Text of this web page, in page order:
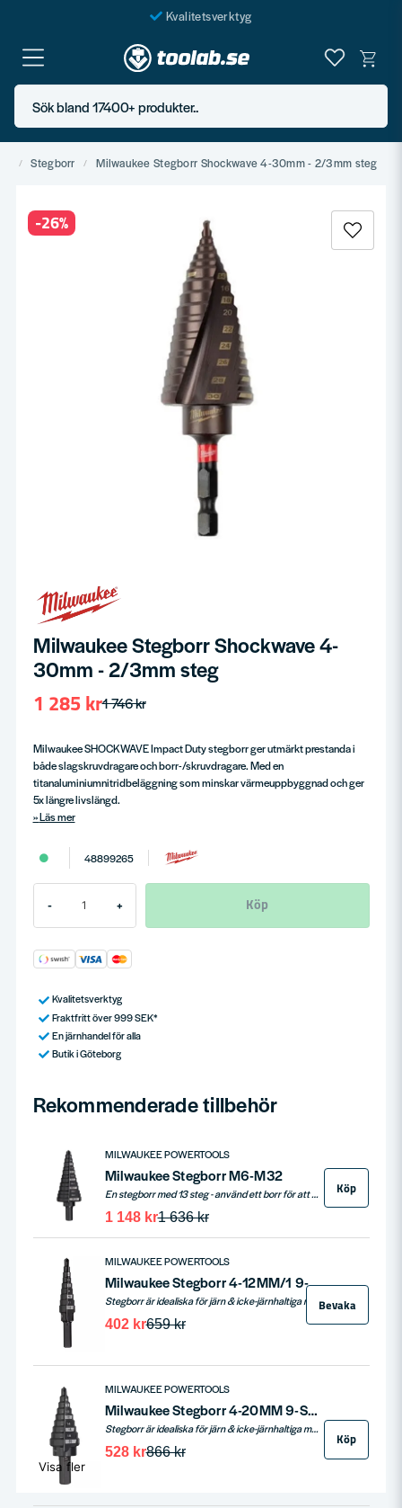
Kvalitetsverktyg
Fraktfritt över 999 SEK*
En järnhandel för alla
Butik i Göteborg
Sök bland 17400+ produkter..
Stegborr Milwaukee Stegborr Shockwave 4-30mm - 2/3mm steg
-26%
Milwaukee Stegborr Shockwave 4-
30mm - 2/3mm steg
1 746 kr
1 285 kr
Milwaukee SHOCKWAVE Impact Duty stegborr ger utmärkt prestanda i
både slagskruvdragare och borr-/skruvdragare. Med en
titanaluminiumnitridbeläggning som minskar värmeuppbyggnad och ger
5x längre livslängd.
Läs mer
48899265
- + Köp
Kvalitetsverktyg
Fraktfritt över 999 SEK*
En järnhandel för alla
Butik i Göteborg
Rekommenderade tillbehör
MILWAUKEE POWERTOOLS
Milwaukee Stegborr M6-M32
En stegborr med 13 steg - använd ett borr för att borra flera storlekar. Lämpar sig bl.a. för att förstora befintliga hål. Med laseretsad storleksguide för maximal hållbarhet.
1 636 kr
1 148 kr
Köp
MILWAUKEE POWERTOOLS
Milwaukee Stegborr 4-12MM/1 9-Steg
659 kr
402 kr
Bevaka
MILWAUKEE POWERTOOLS
Milwaukee Stegborr 4-20MM 9-Steg
Stegborr är idealiska för järn & icke-järnhaltiga metaller, profiler och rör, koppar, mässing och aluminium, rostfritt stål, plast. Maximal materialtjocklek 4 mm. För att säker ställa bästa möjliga livslängd rekommenderar vi användning av ett kylmedel.
866 kr
528 kr
Köp
Visa fler